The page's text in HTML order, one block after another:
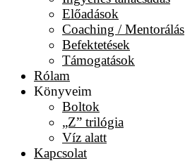
Előadások
Coaching / Mentorálás
Befektetések
Támogatások
Rólam
Könyveim
Boltok
„Z” trilógia
Víz alatt
Kapcsolat